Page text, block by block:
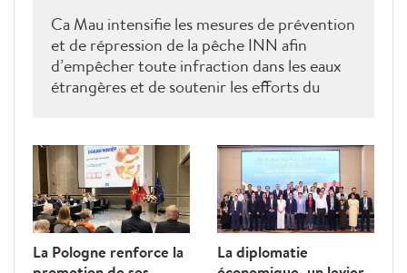
Ca Mau intensifie les mesures de prévention
et de répression de la pêche INN afin
d’empêcher toute infraction dans les eaux
étrangères et de soutenir les efforts du
La Pologne renforce la
La diplomatie